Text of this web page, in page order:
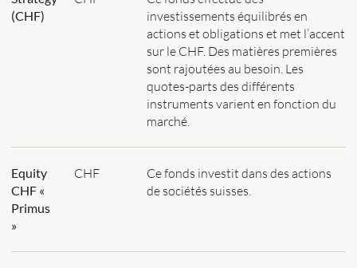
(CHF)
investissements équilibrés en
actions et obligations et met l’accent
sur le CHF. Des matières premières
sont rajoutées au besoin. Les
quotes-parts des différents
instruments varient en fonction du
marché.
Equity
CHF «
Primus
»
CHF
Ce fonds investit dans des actions
de sociétés suisses.